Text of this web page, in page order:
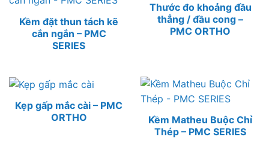
Kềm đặt thun tách kẽ
cắn ngắn – PMC
SERIES
Thước đo khoảng đầu
thẳng / đầu cong –
PMC ORTHO
Kẹp gấp mắc cài – PMC
ORTHO
Kềm Matheu Buộc Chỉ
Thép – PMC SERIES